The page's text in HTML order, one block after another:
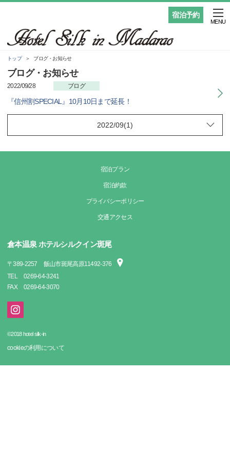
宿泊予約
MENU
トップ ブログ・お知らせ
ブログ・お知らせ
2022/09/28 ブログ
『信州割SPECIAL』10月10日まで延長！
宿泊プラン
宿泊約款
プライバシーポリシー
交通アクセス
倉本温泉 ホテルシルクイン斑尾
〒389-2257
飯山市斑尾高原11492-376
TEL
0269-64-3241
FAX
0269-64-3070
©2018 hotel silk-in
cookieの利用について